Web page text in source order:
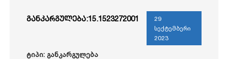
განკარგულება:15.1523272001
29
სექტემბერი
2023
ტიპი: განკარგულება